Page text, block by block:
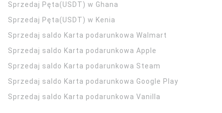
Sprzedaj Pęta(USDT) w Ghana
Sprzedaj Pęta(USDT) w Kenia
Sprzedaj saldo Karta podarunkowa Walmart
Sprzedaj saldo Karta podarunkowa Apple
Sprzedaj saldo Karta podarunkowa Steam
Sprzedaj saldo Karta podarunkowa Google Play
Sprzedaj saldo Karta podarunkowa Vanilla